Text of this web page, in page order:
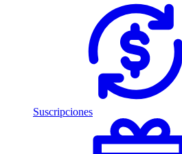
Suscripciones